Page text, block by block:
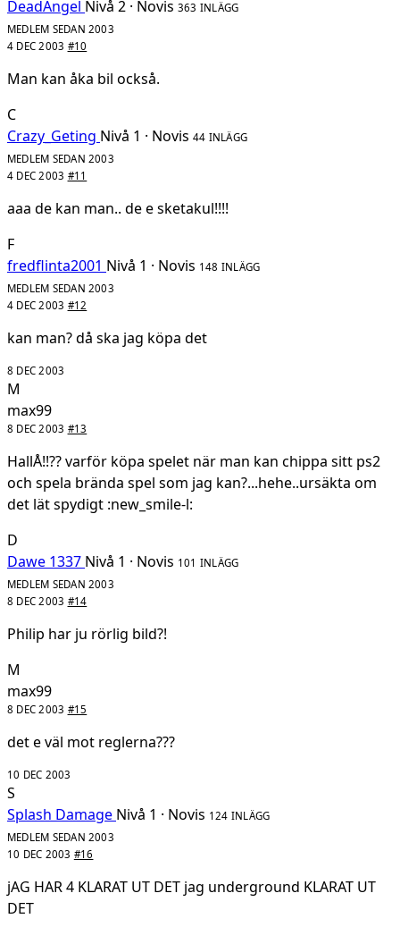
DeadAngel Nivå 2 · Novis 363 INLÄGG
MEDLEM SEDAN 2003
4 DEC 2003 #10
Man kan åka bil också.
C
Crazy_Geting Nivå 1 · Novis 44 INLÄGG
MEDLEM SEDAN 2003
4 DEC 2003 #11
aaa de kan man.. de e sketakul!!!!
F
fredflinta2001 Nivå 1 · Novis 148 INLÄGG
MEDLEM SEDAN 2003
4 DEC 2003 #12
kan man? då ska jag köpa det
8 DEC 2003
M
max99
8 DEC 2003 #13
HallÅ!!?? varför köpa spelet när man kan chippa sitt ps2
och spela brända spel som jag kan?...hehe..ursäkta om
det lät spydigt :new_smile-l:
D
Dawe 1337 Nivå 1 · Novis 101 INLÄGG
MEDLEM SEDAN 2003
8 DEC 2003 #14
Philip har ju rörlig bild?!
M
max99
8 DEC 2003 #15
det e väl mot reglerna???
10 DEC 2003
S
Splash Damage Nivå 1 · Novis 124 INLÄGG
MEDLEM SEDAN 2003
10 DEC 2003 #16
jAG HAR 4 KLARAT UT DET jag underground KLARAT UT
DET